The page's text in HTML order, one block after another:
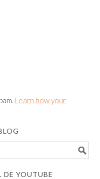
Learn how your
DE YOUTUBE